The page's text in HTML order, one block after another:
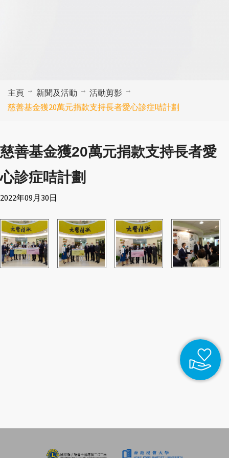
主頁 新聞及活動
活動剪影
慈善基金獲20萬元捐款支持長者愛心診症咭計劃
慈善基金獲20萬元捐款支持長者愛
心診症咭計劃
2022年09月30日